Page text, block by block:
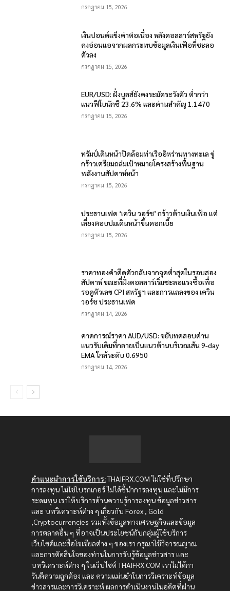
กรกฎาคม 15, 2026
เงินปอนด์แข็งค่าต่อเนื่อง หลังดอลลาร์สหรัฐยัง
คงอ่อนแอจากผลกระทบข้อมูลเงินเฟ้อที่ชะลอ
ตัวลง
กรกฎาคม 15, 2026
EUR/USD: ฝั่งบูลส์ยังคงระมัดระวังตัว ต่ำกว่า
แนวฟีโบนักชี 23.6% และด่านสำคัญ 1.1470
กรกฎาคม 15, 2026
ทรัมป์เดินหน้าปิดล้อมท่าเรืออิหร่านทางทะเล ขู่
กร้าวเตรียมถล่มเป้าหมายโครงสร้างพื้นฐาน
พลังงานสัปดาห์หน้า
กรกฎาคม 15, 2026
ประธานเฟด ‘เควิน วอร์ช’ กร้าวต้านเงินเฟ้อ แต่
เลี่ยงตอบปมเดินหน้าขึ้นดอกเบี้ย
กรกฎาคม 15, 2026
ราคาทองคำดีดตัวกลับจากจุดต่ำสุดในรอบสอง
สัปดาห์ ขณะที่ฝั่งดอลลาร์เริ่มชะลอแรงซื้อเพื่อ
รอดูตัวเลข CPI สหรัฐฯ และการแถลงของ เควิน
วอร์ช ประธานเฟด
กรกฎาคม 14, 2026
คาดการณ์ราคา AUD/USD: ขยับทดสอบด่าน
แนวรับเดิมที่กลายเป็นแนวต้านบริเวณเส้น 9-day
EMA ใกล้ระดับ 0.6950
กรกฎาคม 14, 2026
คำแนะนำการใช้บริการ:THAIFRX.COM ไม่ใช่ที่ปรึกษา
การลงทุน ไม่ใช่โบรกเกอร์ ไม่ได้ชี้นำการลงทุน และไม่มีการ
ระดมทุน เราให้บริการด้านความรู้การลงทุน ข้อมูลข่าวสาร
และ บทวิเคราะห์ต่าง ๆ เกี่ยวกับ Forex , Gold
,Cryptocurrencies รวมทั้งข้อมูลทางเศรษฐกิจและข้อมูล
การตลาดอื่น ๆ ที่อาจเป็นประโยชน์กับกลุ่มผู้ใช้บริการ
เว็บไซต์และสื่อโซเซียลต่าง ๆ ของเรา กรุณาใช้วิจารณญาณ
และการตัดสินใจของท่านในการรับรู้ข้อมูลข่าวสาร และ
บทวิเคราะห์ต่าง ๆ ในเว็บไซต์ THAIFRX.COM เราไม่ได้กา
รันตีความถูกต้อง และ ความแม่นยำในการวิเคราะห์ข้อมูล
ข่าวสารและการวิเคราะห์ ผลการดำเนินงานในอดีตที่ผ่าน